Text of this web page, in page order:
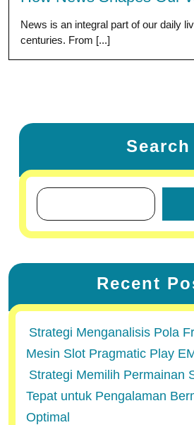
News is an integral part of our daily
centuries. From [...]
Search
Recent
Strategi Menganalisis Pola
Mesin Slot Pragmatic Play
Strategi Memilih Permainan
Tepat untuk Pengalaman
Optimal